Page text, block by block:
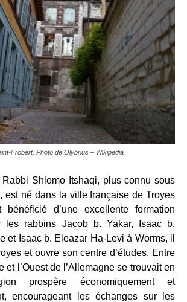
Frobert. Photo de Olybrius – Wikipedia
Rabbi Shlomo Itshaqi, plus connu sous
est né dans la ville française de Troyes
d’une excellente formation
les rabbins Jacob b. Yakar, Isaac b.
et Isaac b. Eleazar Ha-Levi à Worms, il
et ouvre son centre d’études. Entre
et l’Ouest de l’Allemagne se trouvait en
prospère économiquement et
encourageant les échanges sur les